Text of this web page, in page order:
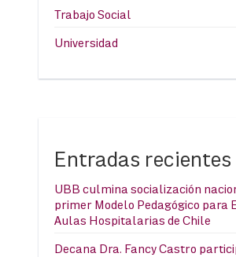
Trabajo Social
Universidad
Entradas recientes
UBB culmina socialización
primer Modelo Pedagógico para
Aulas Hospitalarias de Chile
Decana Dra. Fancy Castro